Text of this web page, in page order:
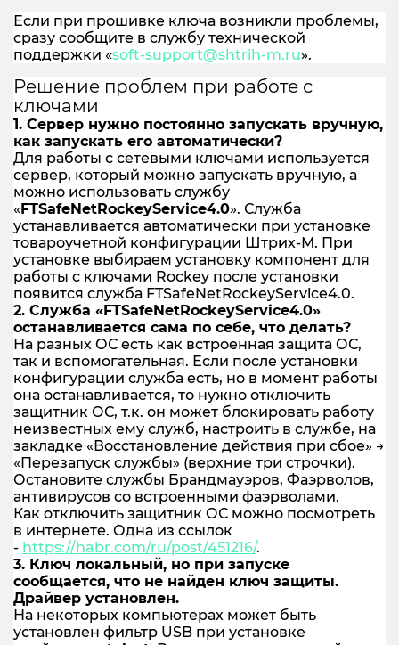
Если при прошивке ключа возникли проблемы,
сразу сообщите в службу технической
поддержки «soft-support@shtrih-m.ru».
Решение проблем при работе с
ключами
1. Сервер нужно постоянно запускать вручную,
как запускать его автоматически?
Для работы с сетевыми ключами используется
сервер, который можно запускать вручную, а
можно использовать службу
«FTSafeNetRockeyService4.0». Служба
устанавливается автоматически при установке
товароучетной конфигурации Штрих-М. При
установке выбираем установку компонент для
работы с ключами Rockey после установки
появится служба FTSafeNetRockeyService4.0.
2. Служба «FTSafeNetRockeyService4.0»
останавливается сама по себе, что делать?
На разных ОС есть как встроенная защита ОС,
так и вспомогательная. Если после установки
конфигурации служба есть, но в момент работы
она останавливается, то нужно отключить
защитник ОС, т.к. он может блокировать работу
неизвестных ему служб, настроить в службе, на
закладке «Восстановление действия при сбое» →
«Перезапуск службы» (верхние три строчки).
Остановите службы Брандмауэров, Фаэрволов,
антивирусов со встроенными фаэрволами.
Как отключить защитник ОС можно посмотреть
в интернете. Одна из ссылок
- https://habr.com/ru/post/451216/.
3. Ключ локальный, но при запуске
сообщается, что не найден ключ защиты.
Драйвер установлен.
На некоторых компьютерах может быть
установлен фильтр USB при установке